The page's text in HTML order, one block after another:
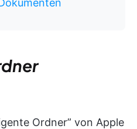
Ordner” von Apple